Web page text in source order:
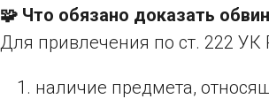
🧩 Что обязано доказать
Для привлечения по ст. 222 УК
наличие предмета,